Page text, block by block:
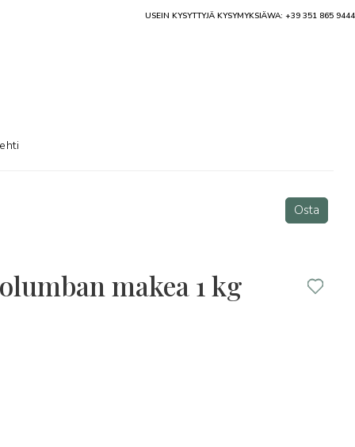
Osta
makea 1 kg
USEIN KYSYTTYJÄ KYSYMYKSIÄWA: +39 351 865 9444